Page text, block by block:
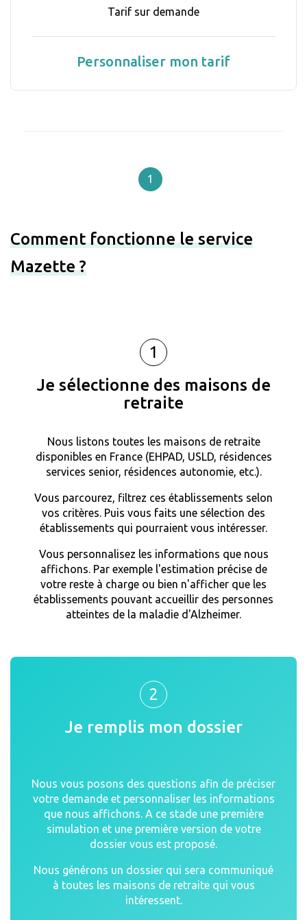
Tarif sur demande
Personnaliser mon tarif
1
Comment fonctionne le service
Mazette ?
1
Je sélectionne des maisons de
retraite
Nous listons toutes les maisons de retraite
disponibles en France (EHPAD, USLD, résidences
services senior, résidences autonomie, etc.).
Vous parcourez, filtrez ces établissements selon
vos critères. Puis vous faits une sélection des
établissements qui pourraient vous intéresser.
Vous personnalisez les informations que nous
affichons. Par exemple l'estimation précise de
votre reste à charge ou bien n'afficher que les
établissements pouvant accueillir des personnes
atteintes de la maladie d'Alzheimer.
2
Je remplis mon dossier
Nous vous posons des questions afin de préciser
votre demande et personnaliser les informations
que nous affichons. A ce stade une première
simulation et une première version de votre
dossier vous est proposé.
Nous générons un dossier qui sera communiqué
à toutes les maisons de retraite qui vous
intéressent.